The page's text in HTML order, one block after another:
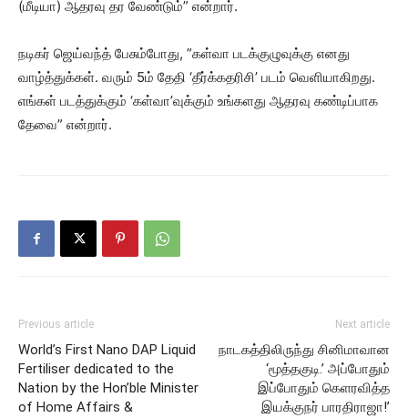
(மீடியா) ஆதரவு தர வேண்டும்” என்றார்.
நடிகர் ஜெய்வந்த் பேசும்போது, ”கள்வா படக்குழுவுக்கு எனது
வாழ்த்துக்கள். வரும் 5ம் தேதி ‘தீர்க்கதரிசி’ படம் வெளியாகிறது.
எங்கள் படத்துக்கும் ‘கள்வா’வுக்கும் உங்களது ஆதரவு கண்டிப்பாக
தேவை” என்றார்.
Previous article
World’s First Nano DAP Liquid
Fertiliser dedicated to the
Nation by the Hon’ble Minister
of Home Affairs &
Next article
நாடகத்திலிருந்து சினிமாவான
‘மூத்தகுடி.’ அப்போதும்
இப்போதும் கெளரவித்த
இயக்குநர் பாரதிராஜா!’